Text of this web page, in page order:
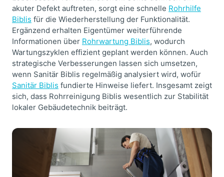
akuter Defekt auftreten, sorgt eine schnelle Rohrhilfe
Biblis für die Wiederherstellung der Funktionalität.
Ergänzend erhalten Eigentümer weiterführende
Informationen über Rohrwartung Biblis, wodurch
Wartungszyklen effizient geplant werden können. Auch
strategische Verbesserungen lassen sich umsetzen,
wenn Sanitär Biblis regelmäßig analysiert wird, wofür
Sanitär Biblis fundierte Hinweise liefert. Insgesamt zeigt
sich, dass Rohrreinigung Biblis wesentlich zur Stabilität
lokaler Gebäudetechnik beiträgt.